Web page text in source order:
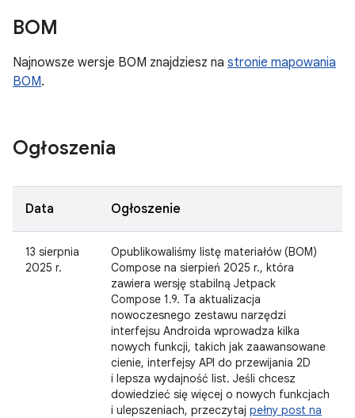
BOM
Najnowsze wersje BOM znajdziesz na stronie mapowania
BOM.
Ogłoszenia
Data Ogłoszenie
13 sierpnia
2025 r.
Opublikowaliśmy listę materiałów (BOM)
Compose na sierpień 2025 r., która
zawiera wersję stabilną Jetpack
Compose 1.9. Ta aktualizacja
nowoczesnego zestawu narzędzi
interfejsu Androida wprowadza kilka
nowych funkcji, takich jak zaawansowane
cienie, interfejsy API do przewijania 2D
i lepsza wydajność list. Jeśli chcesz
dowiedzieć się więcej o nowych funkcjach
i ulepszeniach, przeczytaj pełny post na